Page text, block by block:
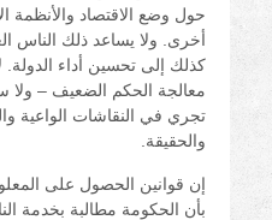
حول وضع الاقتصاد والأنظمة
أخرى. ولا يساعد ذلك الناس
كذلك إلى تحسين أداء
معالجة الحكم الضعيف – ولا
تجري في النقاشات الواعية
والحقيقة.
إن قوانين الحصول على
بأن الحكومة مطالبة بخدمة